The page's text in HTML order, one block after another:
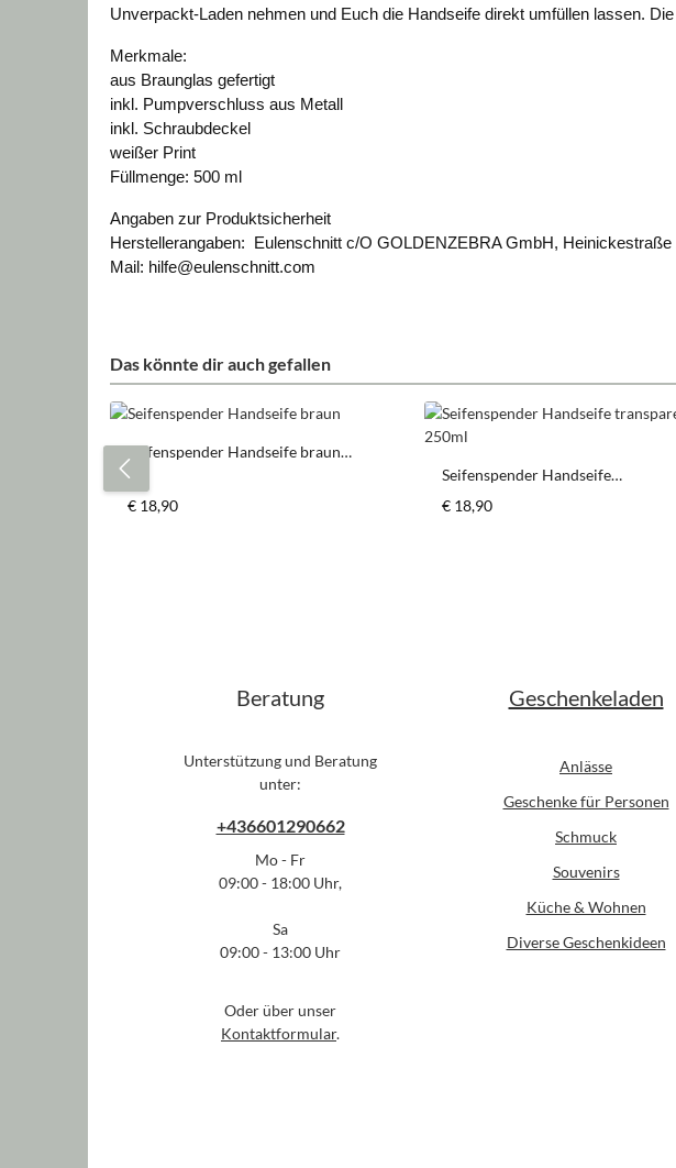
Unverpackt-Laden nehmen und Euch die Handseife direkt umfüllen lassen.
Merkmale:
aus Braunglas gefertigt
inkl. Pumpverschluss aus Metall
inkl. Schraubdeckel
weißer Print
Füllmenge: 500 ml
Angaben zur Produktsicherheit
Herstellerangaben: Eulenschnitt c/O GOLDENZEBRA GmbH, Heinickestraße
Mail: hilfe@eulenschnitt.com
Das könnte dir auch gefallen
Produktgalerie überspringen
Seifenspender Handseife braun
Regulärer Preis:
€ 18,90
Seifenspender Handseife
Regulärer Preis:
€ 18,90
Beratung
Unterstützung und Beratung
unter:
+436601290662
Mo - Fr
09:00 - 18:00 Uhr,
Sa
09:00 - 13:00 Uhr
Oder über unser
Kontaktformular.
Geschenkeladen
Anlässe
Geschenke für Personen
Schmuck
Souvenirs
Küche & Wohnen
Diverse Geschenkideen